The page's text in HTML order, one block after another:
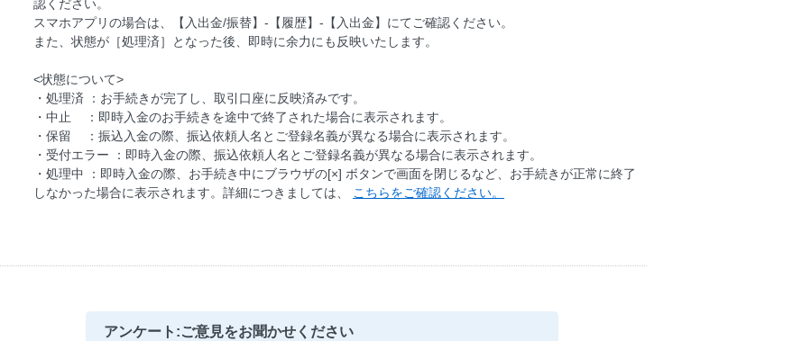
認ください。
スマホアプリの場合は、【入出金/振替】-【履歴】-【入出金】にてご確認ください。
また、状態が［処理済］となった後、即時に余力にも反映いたします。
<状態について>
・処理済 ：お手続きが完了し、取引口座に反映済みです。
・中止 ：即時入金のお手続きを途中で終了された場合に表示されます。
・保留 ：振込入金の際、振込依頼人名とご登録名義が異なる場合に表示されます。
・受付エラー ：即時入金の際、振込依頼人名とご登録名義が異なる場合に表示されます。
・処理中 ：即時入金の際、お手続き中にブラウザの[×] ボタンで画面を閉じるなど、お手続きが正常に終了
しなかった場合に表示されます。詳細につきましては、
こちらをご確認ください。
アンケート:ご意見をお聞かせください